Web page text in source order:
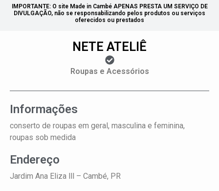
IMPORTANTE: O site Made in Cambé APENAS PRESTA UM SERVIÇO DE
DIVULGAÇÃO, não se responsabilizando pelos produtos ou serviços
oferecidos ou prestados
NETE ATELIÊ
Roupas e Acessórios
Informações
conserto de roupas em geral, masculina e feminina,
roupas sob medida
Endereço
Jardim Ana Eliza lll – Cambé, PR